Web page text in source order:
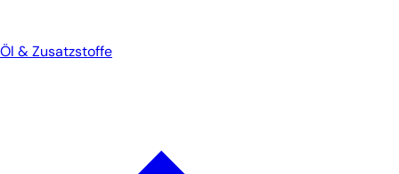
Öl & Zusatzstoffe